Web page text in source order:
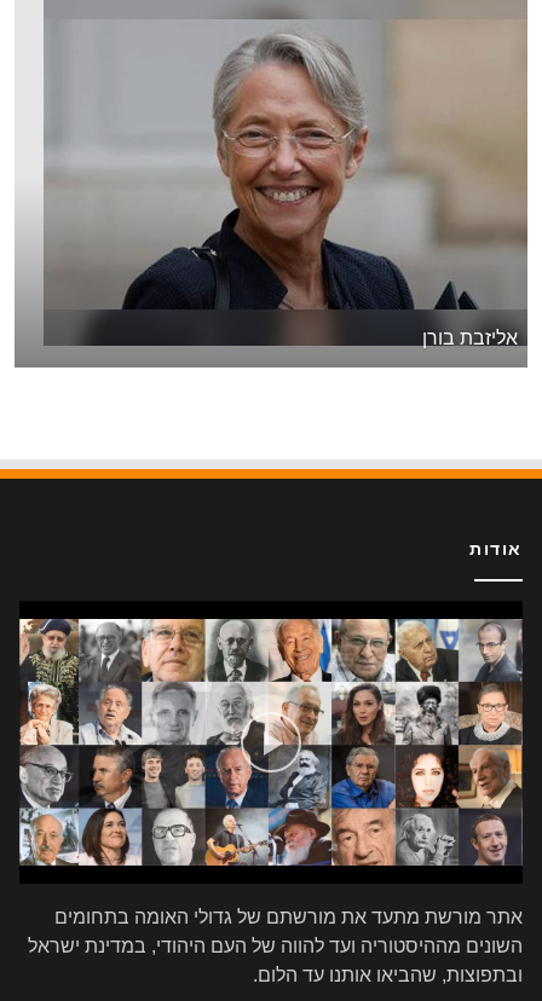
אליזבת בורן
אודות
אתר מורשת מתעד את מורשתם של גדולי האומה בתחומים
השונים מההיסטוריה ועד להווה של העם היהודי, במדינת ישראל
ובתפוצות, שהביאו אותנו עד הלום.